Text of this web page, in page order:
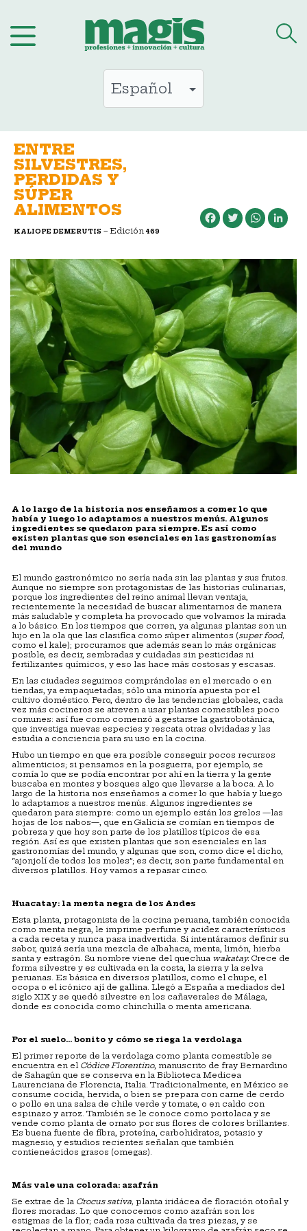
al
ENTRE
SILVESTRES,
PERDIDAS Y
SÚPER
ALIMENTOS
KALIOPE DEMERUTIS – Edición469
Facebook Twitter WhatsApp
A lo largo de la historia nos enseñamos a comer lo que
había y luego lo adaptamos a nuestros menús. Algunos
ingredientes se quedaron para siempre. Es así como
existen plantas que son esenciales en las gastronomías
del mundo
El mundo gastronómico no sería nada sin las plantas y sus frutos.
Aunque no siempre son protagonistas de las historias culinarias,
porque los ingredientes del reino animal llevan ventaja,
recientemente la necesidad de buscar alimentarnos de manera
más saludable y completa ha provocado que volvamos la mirada
a lo básico. En los tiempos que corren, ya algunas plantas son un
lujo en la ola que las clasifica como súper alimentos (super food,
como el kale); procuramos que además sean lo más orgánicas
posible, es decir, sembradas y cuidadas sin pesticidas ni
fertilizantes químicos, y eso las hace más costosas y escasas.
En las ciudades seguimos comprándolas en el mercado o en
tiendas, ya empaquetadas; sólo una minoría apuesta por el
cultivo doméstico. Pero, dentro de las tendencias globales, cada
vez más cocineros se atreven a usar plantas comestibles poco
comunes: así fue como comenzó a gestarse la gastrobotánica,
que investiga nuevas especies y rescata otras olvidadas y las
estudia a conciencia para su uso en la cocina.
Hubo un tiempo en que era posible conseguir pocos recursos
alimenticios; si pensamos en la posguerra, por ejemplo, se
comía lo que se podía encontrar por ahí en la tierra y la gente
buscaba en montes y bosques algo que llevarse a la boca. A lo
largo de la historia nos enseñamos a comer lo que había y luego
lo adaptamos a nuestros menús. Algunos ingredientes se
quedaron para siempre: como un ejemplo están los grelos —las
hojas de los nabos—, que en Galicia se comían en tiempos de
pobreza y que hoy son parte de los platillos típicos de esa
región. Así es que existen plantas que son esenciales en las
gastronomías del mundo, y algunas que son, como dice el dicho,
“ajonjolí de todos los moles”; es decir, son parte fundamental en
diversos platillos. Hoy vamos a repasar cinco.
Huacatay: la menta negra de los Andes
Esta planta, protagonista de la cocina peruana, también conocida
como menta negra, le imprime perfume y acidez característicos
a cada receta y nunca pasa inadvertida. Si intentáramos definir su
sabor, quizá sería una mezcla de albahaca, menta, limón, hierba
santa y estragón. Su nombre viene del quechua wakatay. Crece de
forma silvestre y es cultivada en la costa, la sierra y la selva
peruanas. Es básica en diversos platillos, como el chupe, el
ocopa o el icónico ají de gallina. Llegó a España a mediados del
siglo XIX y se quedó silvestre en los cañaverales de Málaga,
donde es conocida como chinchilla o menta americana.
Por el suelo… bonito y cómo se riega la verdolaga
El primer reporte de la verdolaga como planta comestible se
encuentra en elCódice Florentino, manuscrito de fray Bernardino
de Sahagún que se conserva en la Biblioteca Medicea
Laurenciana de Florencia, Italia. Tradicionalmente, en México se
consume cocida, hervida, o bien se prepara con carne de cerdo
o pollo en una salsa de chile verde y tomate, o en caldo con
espinazo y arroz. También se le conoce como portolaca y se
vende como planta de ornato por sus flores de colores brillantes.
Es buena fuente de fibra, proteína, carbohidratos, potasio y
magnesio, y estudios recientes señalan que también
contieneácidos grasos (omegas).
Más vale una colorada: azafrán
Se extrae de la Crocus sativa, planta iridácea de floración otoñal y
flores moradas. Lo que conocemos como azafrán son los
estigmas de la flor; cada rosa cultivada da tres piezas, y se